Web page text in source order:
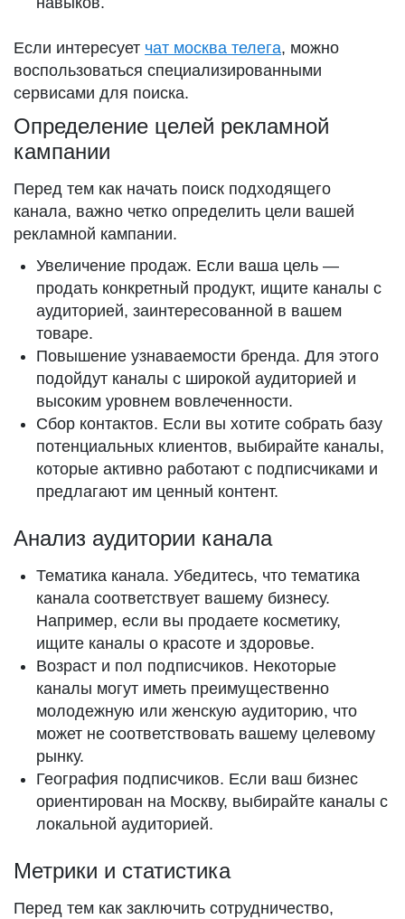
Если интересует чат москва телега, можно
воспользоваться специализированными
сервисами для поиска.
Определение целей рекламной
кампании
Перед тем как начать поиск подходящего
канала, важно четко определить цели вашей
рекламной кампании.
Увеличение продаж. Если ваша цель —
продать конкретный продукт, ищите каналы с
аудиторией, заинтересованной в вашем
товаре.
Повышение узнаваемости бренда. Для этого
подойдут каналы с широкой аудиторией и
высоким уровнем вовлеченности.
Сбор контактов. Если вы хотите собрать базу
потенциальных клиентов, выбирайте каналы,
которые активно работают с подписчиками и
предлагают им ценный контент.
Анализ аудитории канала
Тематика канала. Убедитесь, что тематика
канала соответствует вашему бизнесу.
Например, если вы продаете косметику,
ищите каналы о красоте и здоровье.
Возраст и пол подписчиков. Некоторые
каналы могут иметь преимущественно
молодежную или женскую аудиторию, что
может не соответствовать вашему целевому
рынку.
География подписчиков. Если ваш бизнес
ориентирован на Москву, выбирайте каналы с
локальной аудиторией.
Метрики и статистика
Перед тем как заключить сотрудничество,